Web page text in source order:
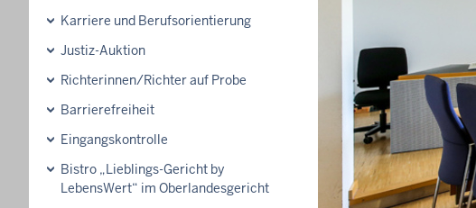
Karriere und Berufsorientierung
Justiz-Auktion
Richterinnen/Richter auf Probe
Barrierefreiheit
Eingangskontrolle
Bistro „Lieblings-Gericht by
LebensWert“ im Oberlandesgericht